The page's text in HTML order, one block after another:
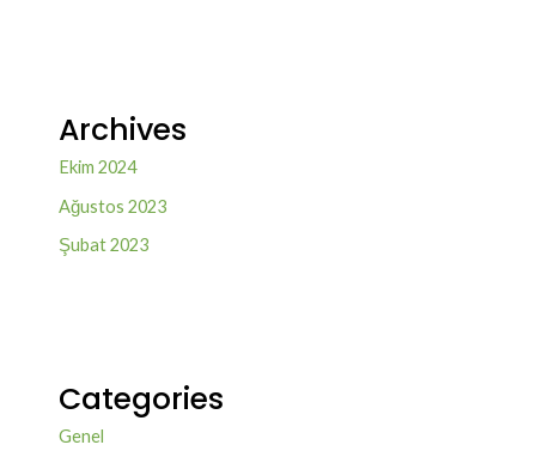
Archives
Ekim 2024
Ağustos 2023
Şubat 2023
Categories
Genel